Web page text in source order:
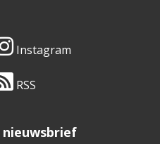
Instagram
RSS
nieuwsbrief